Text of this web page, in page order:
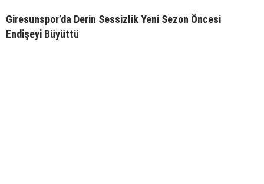
Giresunspor’da Derin Sessizlik Yeni Sezon Öncesi
Endişeyi Büyüttü